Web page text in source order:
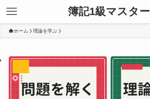
簿記1級マスター
ホーム 理論を学ぶ